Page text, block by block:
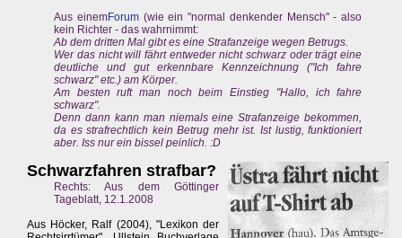
Aus einemForum(wie ein "normal denkender Mensch" - also
kein Richter - das wahrnimmt:
Ab dem dritten Mal gibt es eine Strafanzeige wegen Betrugs.
Wer das nicht will fährt entweder nicht schwarz oder trägt eine
deutliche und gut erkennbare Kennzeichnung ("Ich fahre
schwarz" etc.) am Körper.
Am besten ruft man noch beim Einstieg "Hallo, ich fahre
schwarz".
Denn dann kann man niemals eine Strafanzeige bekommen,
da es strafrechtlich kein Betrug mehr ist. Ist lustig, funktioniert
aber. Iss nur ein bissel peinlich. :D
Schwarzfahren strafbar?
Rechts: Aus dem Göttinger
Tageblatt, 12.1.2008
Aus Höcker, Ralf (2004), "Lexikon der